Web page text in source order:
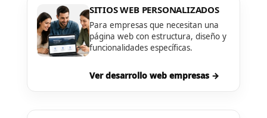
SITIOS WEB PERSONALIZADOS
Para empresas que necesitan una
página web con estructura, diseño y
funcionalidades específicas.
Ver desarrollo web empresas →